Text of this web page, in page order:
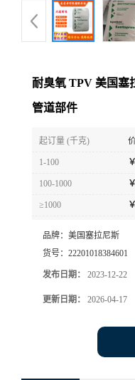
展
证
耐臭氧 TPV 美国塞
管道部件
起订量 (千克)
1-100 ￥
100-1000 ￥
≥1000 ￥
品牌： 美国塞拉尼斯
货号： 22201018384601
发布日期： 2023-12-22
更新日期： 2026-04-17